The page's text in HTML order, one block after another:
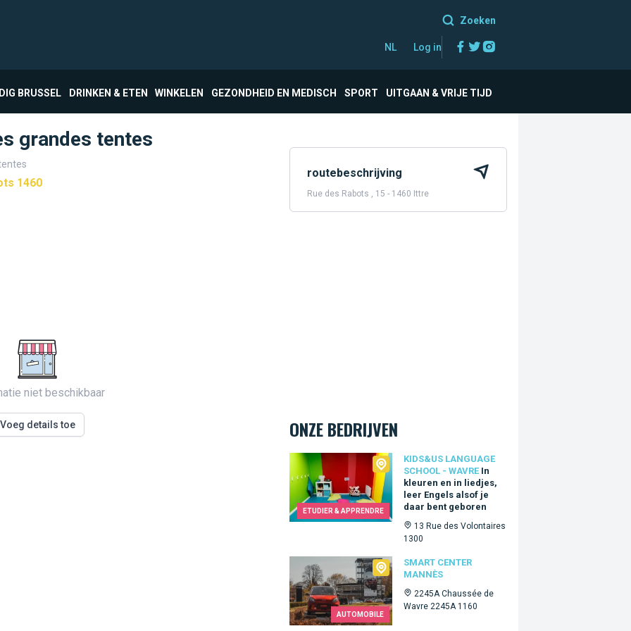
Zoeken
NL Log in Facebook
Twitter
BRUSSEL DRINKEN & ETEN WINKELEN GEZONDHEID EN MEDISCH SPORT UITGAAN & VRIJE TIJD
grandes tentes
1460
niet beschikbaar
Voeg details toe
routebeschrijving
Rue des Rabots , 15 - 1460 Ittre
ONZE BEDRIJVEN
ETUDIER & APPRENDRE
KIDS&US LANGUAGE
SCHOOL - WAVRE In
kleuren en in liedjes,
leer Engels alsof je
daar bent geboren
13 Rue des Volontaires
1300
Kids&Us language school - Wavre
AUTOMOBILE
SMART CENTER
MANNÈS
2245A Chaussée de
Wavre 2245A 1160
Smart Center Mannès